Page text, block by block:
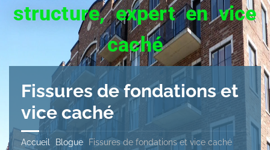
structure, expert en vice
caché
Fissures de fondations et
vice caché
Accueil Blogue Fissures de fondations et vice caché